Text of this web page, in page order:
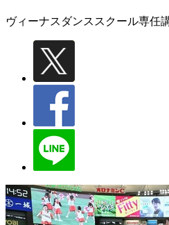
ヴィーナスダンススクール専任